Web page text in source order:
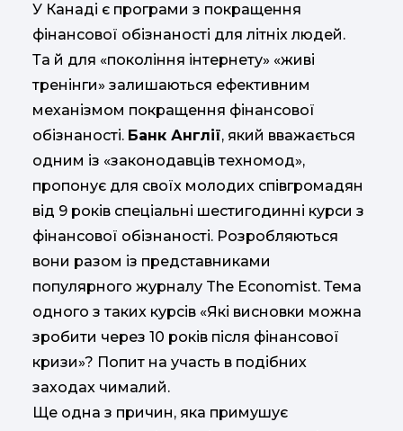
У Канаді є програми з покращення
фінансової обізнаності для літніх людей.
Та й для «покоління інтернету» «живі
тренінги» залишаються ефективним
механізмом покращення фінансової
обізнаності. Банк Англії, який вважається
одним із «законодавців техномод»,
пропонує для своїх молодих співгромадян
від 9 років спеціальні шестигодинні курси з
фінансової обізнаності. Розробляються
вони разом із представниками
популярного журналу The Economist. Тема
одного з таких курсів «Які висновки можна
зробити через 10 років після фінансової
кризи»? Попит на участь в подібних
заходах чималий.
Ще одна з причин, яка примушує